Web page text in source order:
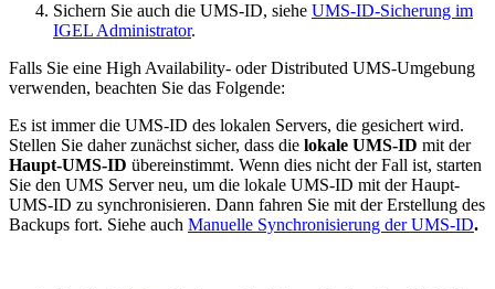
Sichern Sie auch die UMS-ID, siehe UMS-ID-Sicherung im
IGEL Administrator.
Falls Sie eine High Availability- oder Distributed UMS-Umgebung
verwenden, beachten Sie das Folgende:
Es ist immer die UMS-ID des lokalen Servers, die gesichert wird.
Stellen Sie daher zunächst sicher, dass die lokale UMS-ID mit der
Haupt-UMS-ID übereinstimmt. Wenn dies nicht der Fall ist, starten
Sie den UMS Server neu, um die lokale UMS-ID mit der Haupt-
UMS-ID zu synchronisieren. Dann fahren Sie mit der Erstellung des
Backups fort. Siehe auch Manuelle Synchronisierung der UMS-ID.